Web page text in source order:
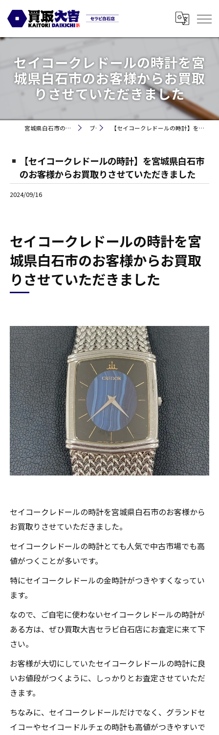
セイコークレドールの時計を宮
城県白石市のお客様からお買取
りさせていただきました
宮城県白石市の買取なら買取大吉セラビ白石店 ブログ 【セイコークレドールの時計】を宮城県白石市のお客様からお買取りさせていただきました
【セイコークレドールの時計】を宮城県白石市
のお客様からお買取りさせていただきました
2024/09/16
セイコークレドールの時計を宮
城県白石市のお客様からお買取
りさせていただきました
セイコークレドールの時計を宮城県白石市のお客様から
お買取りさせていただきました。
セイコークレドールの時計とても人気で中古市場でも高
値がつくことが多いです。
特にセイコークレドールの金時計がつきやすくなってい
ます。
なので、ご自宅に使わないセイコークレドールの時計が
ある方は、ぜひ買取大吉セラビ白石店にお査定に来て下
さい。
お客様が大切にしていたセイコークレドールの時計に良
いお値段がつくように、しっかりとお査定させていただ
きます。
ちなみに、セイコークレドールだけでなく、グランドセ
イコーやセイコードルチェの時計も高値がつきやすいで